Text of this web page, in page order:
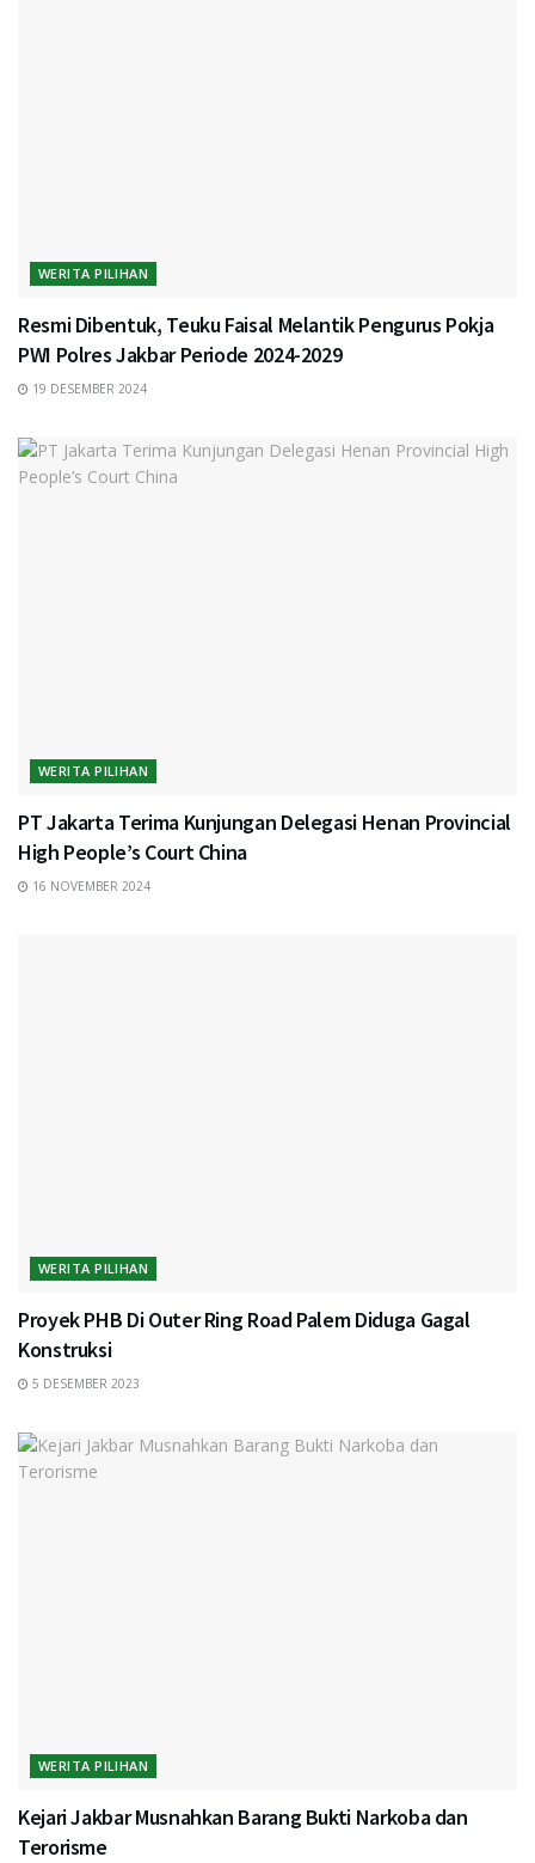
WERITA PILIHAN
Resmi Dibentuk, Teuku Faisal Melantik Pengurus Pokja
PWI Polres Jakbar Periode 2024-2029
19 DESEMBER 2024
WERITA PILIHAN
PT Jakarta Terima Kunjungan Delegasi Henan Provincial
High People’s Court China
16 NOVEMBER 2024
WERITA PILIHAN
Proyek PHB Di Outer Ring Road Palem Diduga Gagal
Konstruksi
5 DESEMBER 2023
WERITA PILIHAN
Kejari Jakbar Musnahkan Barang Bukti Narkoba dan
Terorisme